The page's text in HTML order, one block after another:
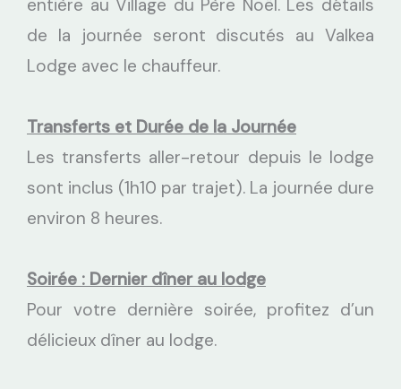
entière au Village du Père Noël. Les détails
de la journée seront discutés au Valkea
Lodge avec le chauffeur.
Transferts et Durée de la Journée
Les transferts aller-retour depuis le lodge
sont inclus (1h10 par trajet). La journée dure
environ 8 heures.
Soirée : Dernier dîner au lodge
Pour votre dernière soirée, profitez d’un
délicieux dîner au lodge.